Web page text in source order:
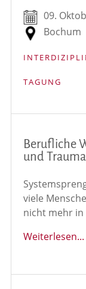
Berufliche
und
viele
nicht mehr in
Weiterlesen...
09.
Bochum
TAGUNG